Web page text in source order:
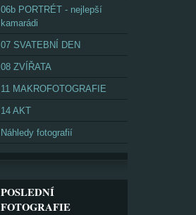
06b PORTRÉT - nejlepší
kamarádi
07 SVATEBNÍ DEN
08 ZVÍŘATA
11 MAKROFOTOGRAFIE
14 AKT
Náhledy fotografií
POSLEDNÍ
FOTOGRAFIE